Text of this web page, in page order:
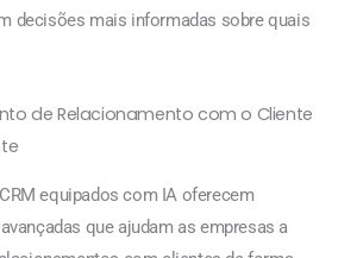
decisões mais informadas sobre quais
de Relacionamento com o Cliente
equipados com IA oferecem
que ajudam as empresas a